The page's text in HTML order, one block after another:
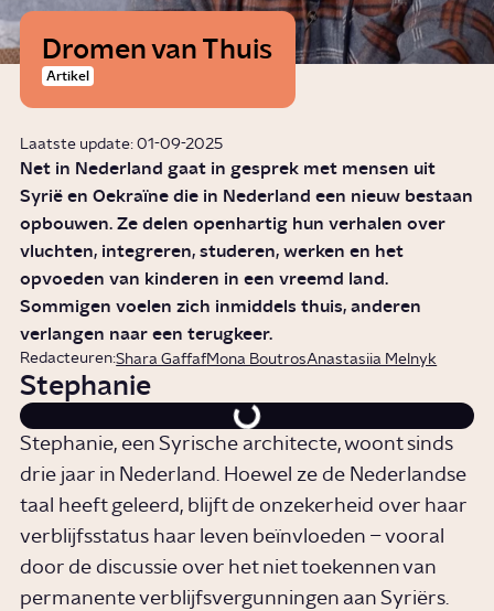
Dromen van Thuis
Artikel
Laatste update: 01-09-2025
Net in Nederland gaat in gesprek met mensen uit
Syrië en Oekraïne die in Nederland een nieuw bestaan
opbouwen. Ze delen openhartig hun verhalen over
vluchten, integreren, studeren, werken en het
opvoeden van kinderen in een vreemd land.
Sommigen voelen zich inmiddels thuis, anderen
verlangen naar een terugkeer.
Redacteuren:Shara GaffafMona BoutrosAnastasiia Melnyk
Stephanie
Stephanie, een Syrische architecte, woont sinds
drie jaar in Nederland. Hoewel ze de Nederlandse
taal heeft geleerd, blijft de onzekerheid over haar
verblijfsstatus haar leven beïnvloeden – vooral
door de discussie over het niet toekennen van
permanente verblijfsvergunningen aan Syriërs.